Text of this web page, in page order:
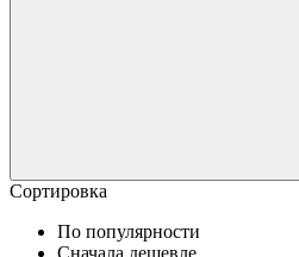
Сортировка
По популярности
Сначала дешевле